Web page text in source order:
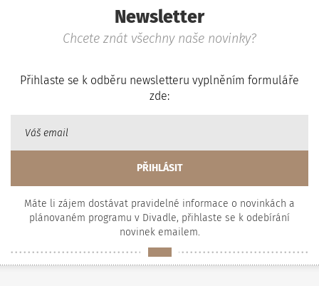
Newsletter
Chcete znát všechny naše novinky?
Přihlaste se k odběru newsletteru vyplněním formuláře
zde:
Máte li zájem dostávat pravidelné informace o novinkách a
plánovaném programu v Divadle, přihlaste se k odebírání
novinek emailem.